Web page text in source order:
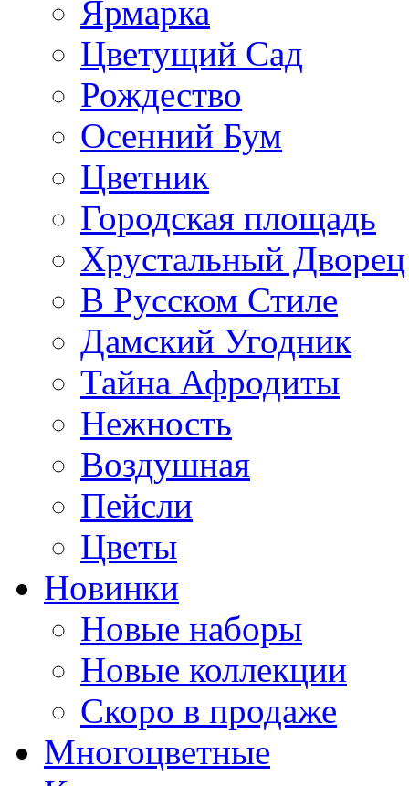
Ярмарка
Цветущий Сад
Рождество
Осенний Бум
Цветник
Городская площадь
Хрустальный Дворец
В Русском Стиле
Дамский Угодник
Тайна Афродиты
Нежность
Воздушная
Пейсли
Цветы
Новинки
Новые наборы
Новые коллекции
Скоро в продаже
Многоцветные